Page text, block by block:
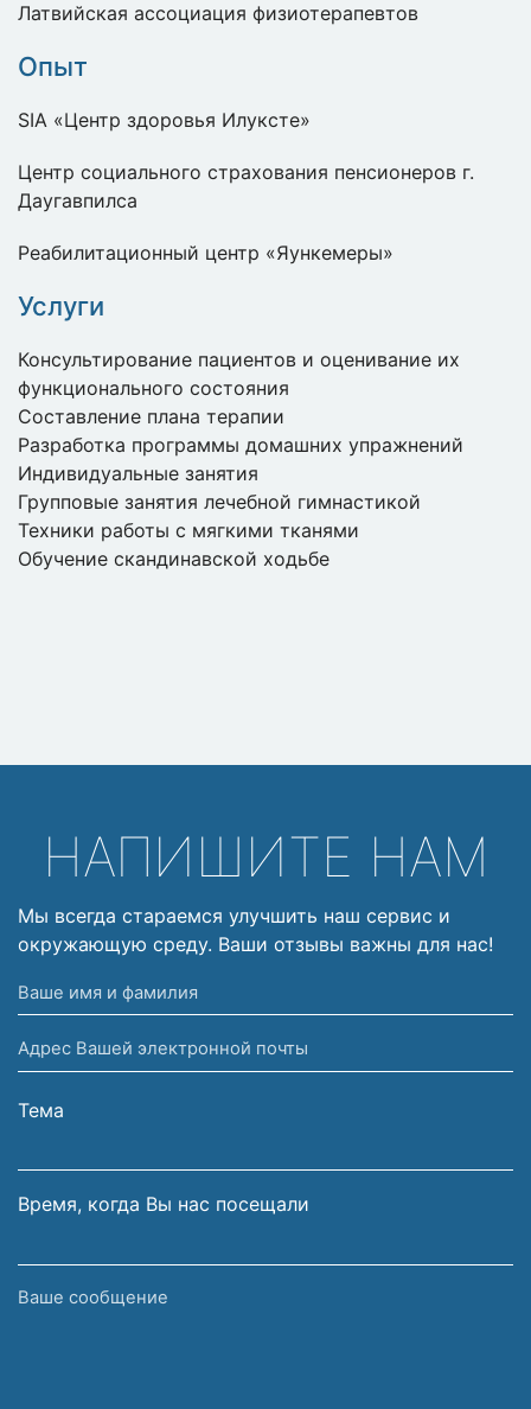
Латвийская ассоциация физиотерапевтов
Опыт
SIA «Центр здоровья Илуксте»
Центр социального страхования пенсионеров г.
Даугавпилса
Реабилитационный центр «Яункемеры»
Услуги
Консультирование пациентов и оценивание их
функционального состояния
Составление плана терапии
Разработка программы домашних упражнений
Индивидуальные занятия
Групповые занятия лечебной гимнастикой
Техники работы с мягкими тканями
Обучение скандинавской ходьбе
НАПИШИТЕ НАМ
Мы всегда стараемся улучшить наш сервис и
окружающую среду. Ваши отзывы важны для нас!
Ваше
имя
и
фамилия
Адрес
Вашей
электронной
Тема
Время, когда Вы нас посещали
Ваше